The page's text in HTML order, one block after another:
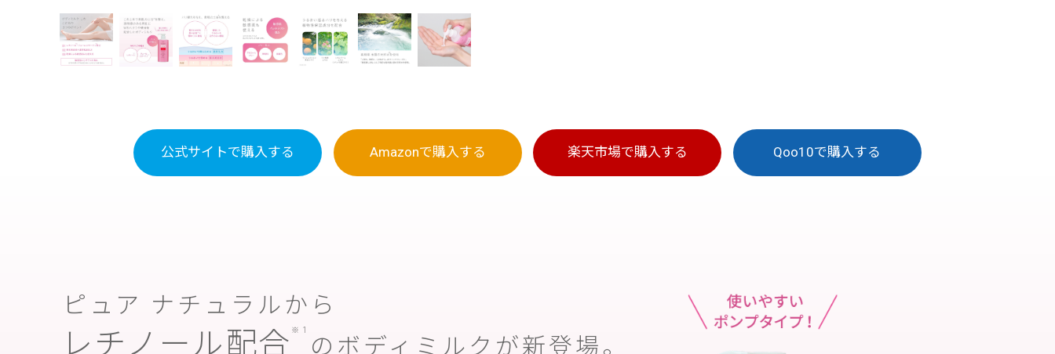
公式サイトで購入する Amazonで購入する 楽天市場で購入する Qoo10で購入する
ピュア ナチュラルから
レチノール配合 ※1
の ボディミルクが新登場。